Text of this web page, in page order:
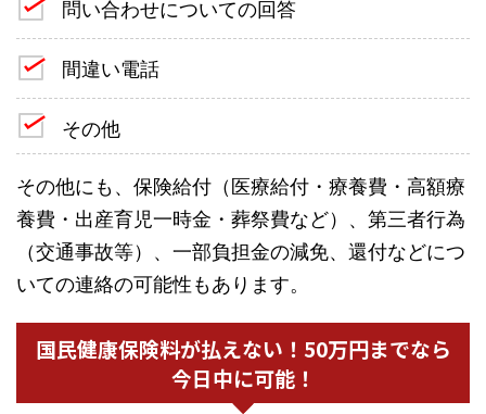
問い合わせについての回答
間違い電話
その他
その他にも、保険給付（医療給付・療養費・高額療
養費・出産育児一時金・葬祭費など）、第三者行為
（交通事故等）、一部負担金の減免、還付などにつ
いての連絡の可能性もあります。
国民健康保険料が払えない！50万円までなら
今日中に可能！